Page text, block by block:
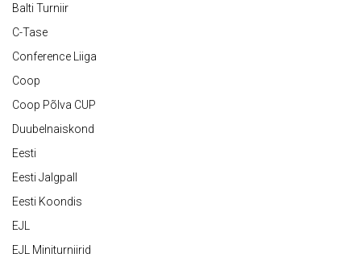
Balti Turniir
C-Tase
Conference Liiga
Coop
Coop Põlva CUP
Duubelnaiskond
Eesti
Eesti Jalgpall
Eesti Koondis
EJL
EJL Miniturniirid